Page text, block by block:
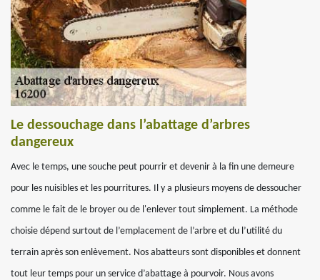
Le dessouchage dans l’abattage d’arbres
dangereux
Avec le temps, une souche peut pourrir et devenir à la fin une demeure
pour les nuisibles et les pourritures. Il y a plusieurs moyens de dessoucher
comme le fait de le broyer ou de l'enlever tout simplement. La méthode
choisie dépend surtout de l’emplacement de l’arbre et du l’utilité du
terrain après son enlèvement. Nos abatteurs sont disponibles et donnent
tout leur temps pour un service d’abattage à pourvoir. Nous avons